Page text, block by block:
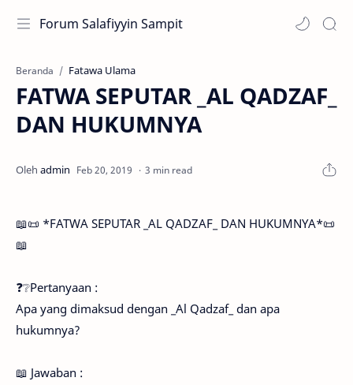
Forum Salafiyyin Sampit
Beranda Fatawa Ulama
FATWA SEPUTAR _AL QADZAF_
DAN HUKUMNYA
3 min read
📖📜 *FATWA SEPUTAR _AL QADZAF_ DAN HUKUMNYA*📜
📖
❓❔Pertanyaan :
Apa yang dimaksud dengan _Al Qadzaf_ dan apa
hukumnya?
📖 Jawaban :